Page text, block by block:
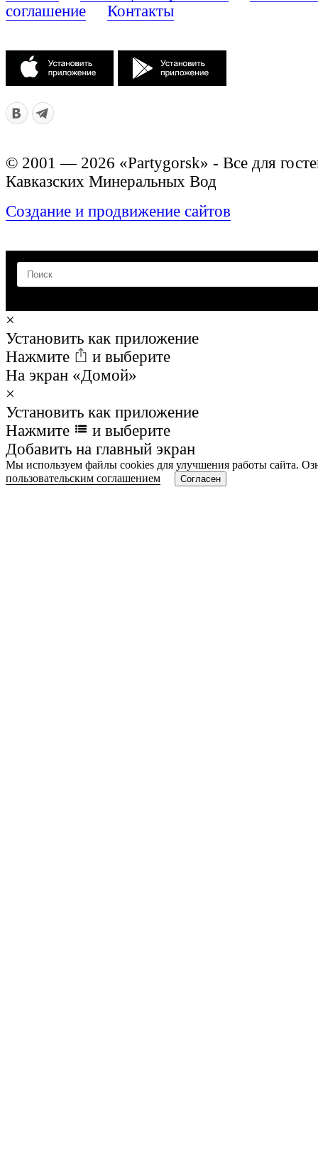
соглашение
Контакты
© 2001 — 2026 «Partygorsk» - Все для
Кавказских Минеральных Вод
Создание и продвижение сайтов
×
Установить как приложение
Нажмите
и выберите
На экран «Домой»
×
Установить как приложение
Нажмите
и выберите
Добавить на главный экран
Мы используем файлы cookies для улучшения работы сайта.
пользовательским соглашением
Согласен